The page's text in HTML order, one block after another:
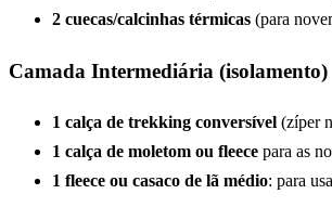
2 cuecas/calcinhas térmicas (para
Camada Intermediária (isolamento)
1 calça de trekking conversível (zíper
1 calça de moletom ou fleece para as
1 fleece ou casaco de lã médio: para